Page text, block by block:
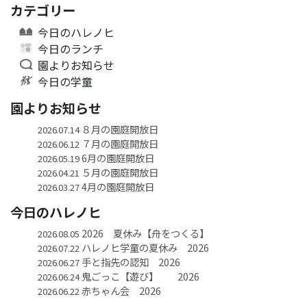
カテゴリー
今日のハレノヒ
今日のランチ
園よりお知らせ
今日の学童
園よりお知らせ
2026.07.14８月の園庭開放日
2026.06.12７月の園庭開放日
2026.05.196月の園庭開放日
2026.04.21 ５月の園庭開放日
2026.03.274月の園庭開放日
今日のハレノヒ
2026.08.05 2026 夏休み【舟をつくる】
2026.07.22ハレノヒ学童の夏休み 2026
2026.06.27手と指先の認知 2026
2026.06.24鬼ごっこ【遊び】 2026
2026.06.22赤ちゃん会 2026